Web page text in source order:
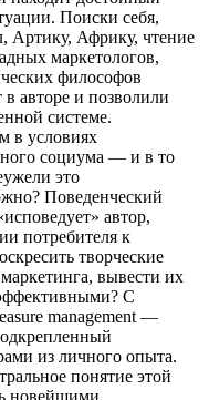
Поиски себя,
Артику, Африку, чтение
маркетологов,
философов
авторе и позволили
системе.
в условиях
социума — и в то
это
Поведенческий
автор,
потребителя к
творческие
вывести их
С
management —
из личного опыта.
понятие этой
новейшими